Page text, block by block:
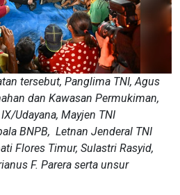
tersebut, Panglima TNI, Agus
dan Kawasan Permukiman,
Udayana, Mayjen TNI
BNPB, Letnan Jenderal TNI
Flores Timur, Sulastri Rasyid,
F. Parera serta unsur